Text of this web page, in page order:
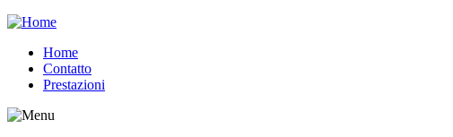
Jump to navigation
Home
Contatto
Prestazioni